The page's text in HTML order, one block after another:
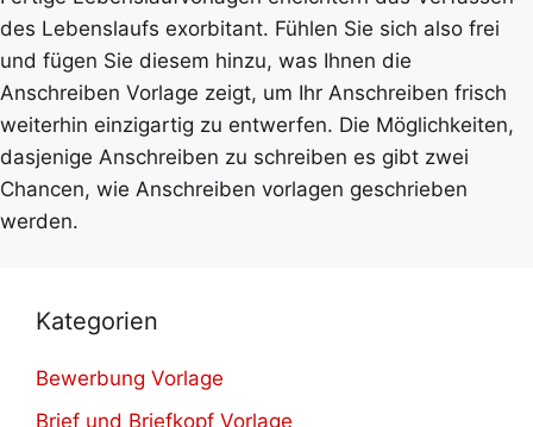
des Lebenslaufs exorbitant. Fühlen Sie sich also frei
und fügen Sie diesem hinzu, was Ihnen die
Anschreiben Vorlage zeigt, um Ihr Anschreiben frisch
weiterhin einzigartig zu entwerfen. Die Möglichkeiten,
dasjenige Anschreiben zu schreiben es gibt zwei
Chancen, wie Anschreiben vorlagen geschrieben
werden.
Kategorien
Bewerbung Vorlage
Brief und Briefkopf Vorlage